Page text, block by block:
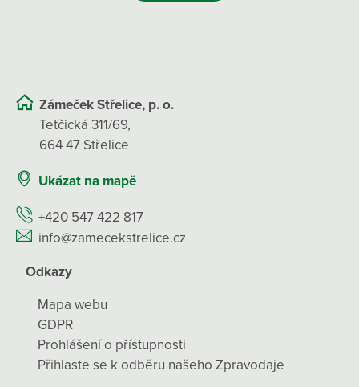
Zámeček Střelice, p. o.
Tetčická 311/69,
664 47 Střelice
Ukázat na mapě
+420 547 422 817
info@zamecekstrelice.cz
Odkazy
Mapa webu
GDPR
Prohlášení o přístupnosti
Přihlaste se k odběru našeho Zpravodaje